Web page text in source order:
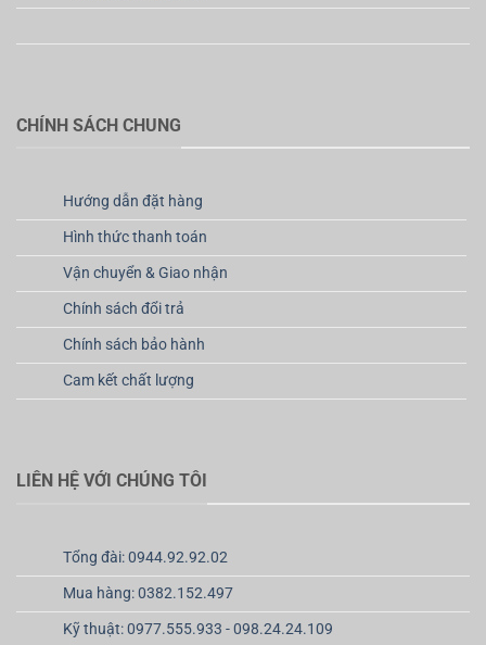
CHÍNH SÁCH CHUNG
Hướng dẫn đặt hàng
Hình thức thanh toán
Vận chuyển & Giao nhận
Chính sách đổi trả
Chính sách bảo hành
Cam kết chất lượng
LIÊN HỆ VỚI CHÚNG TÔI
Tổng đài: 0944.92.92.02
Mua hàng: 0382.152.497
Kỹ thuật: 0977.555.933 - 098.24.24.109